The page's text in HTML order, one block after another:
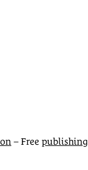
– Free publishing